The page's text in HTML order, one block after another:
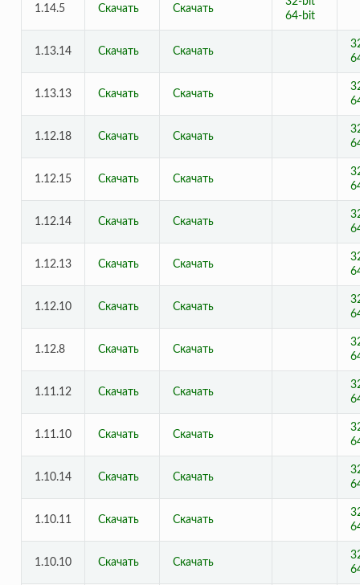
1.14.5 Скачать Скачать
64-bit
1.13.14 Скачать Скачать
1.13.13 Скачать Скачать
1.12.18 Скачать Скачать
1.12.15 Скачать Скачать
1.12.14 Скачать Скачать
1.12.13 Скачать Скачать
1.12.10 Скачать Скачать
1.12.8 Скачать Скачать
1.11.12 Скачать Скачать
1.11.10 Скачать Скачать
1.10.14 Скачать Скачать
1.10.11 Скачать Скачать
1.10.10 Скачать Скачать